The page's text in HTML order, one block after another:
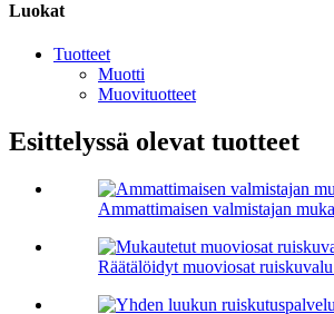
Luokat
Tuotteet
Muotti
Muovituotteet
Esittelyssä olevat tuotteet
Ammattimaisen valmistajan
Räätälöidyt muoviosat